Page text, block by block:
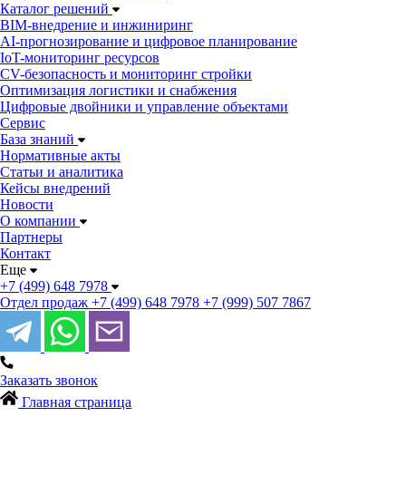
Каталог решений
BIM-внедрение и инжиниринг
AI-прогнозирование и цифровое планирование
IoT-мониторинг ресурсов
CV-безопасность и мониторинг стройки
Оптимизация логистики и снабжения
Цифровые двойники и управление объектами
Сервис
База знаний
Нормативные акты
Статьи и аналитика
Кейсы внедрений
Новости
О компании
Партнеры
Контакт
Еще
+7 (499) 648 7978
Отдел продаж +7 (499) 648 7978 +7 (999) 507 7867
Заказать звонок
Главная страница